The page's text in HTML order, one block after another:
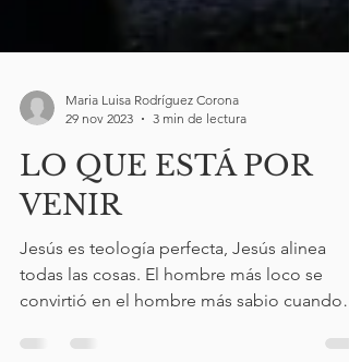
Maria Luisa Rodríguez Corona
29 nov 2023
3 min de lectura
LO QUE ESTÁ POR
VENIR
Jesús es teología perfecta, Jesús alinea
convirtió en el hombre más sabio cuando